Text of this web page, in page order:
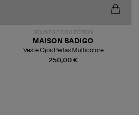
NOUVELLE COLLECTION
250,00 €
MAISON BADIGO
Veste Ojos Perlas Multicolore